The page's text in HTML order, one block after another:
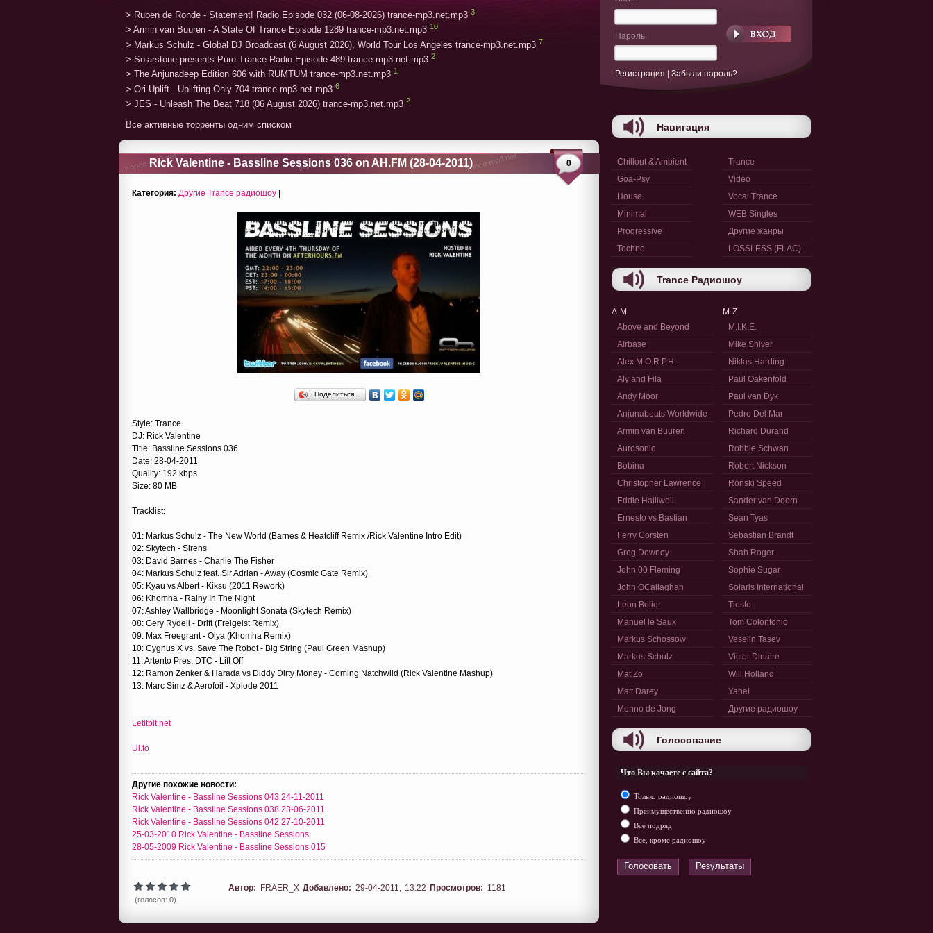
> Ruben de Ronde - Statement! Radio Episode 032 (06-08-2026) trance-mp3.net.mp3 3
> Armin van Buuren - A State Of Trance Episode 1289 trance-mp3.net.mp3 10
> Markus Schulz - Global DJ Broadcast (6 August 2026), World Tour Los Angeles trance-mp3.net.mp3 7
> Solarstone presents Pure Trance Radio Episode 489 trance-mp3.net.mp3 2
> The Anjunadeep Edition 606 with RUMTUM trance-mp3.net.mp3 1
> Ori Uplift - Uplifting Only 704 trance-mp3.net.mp3 6
> JES - Unleash The Beat 718 (06 August 2026) trance-mp3.net.mp3 2
Все активные торренты одним списком
Rick Valentine - Bassline Sessions 036 on AH.FM (28-04-2011) 0
Категория: Другие Trance радиошоу |
Поделиться…
Style: Trance
DJ: Rick Valentine
Title: Bassline Sessions 036
Date: 28-04-2011
Quality: 192 kbps
Size: 80 MB
Tracklist:
01: Markus Schulz - The New World (Barnes & Heatcliff Remix /Rick Valentine Intro Edit)
02: Skytech - Sirens
03: David Barnes - Charlie The Fisher
04: Markus Schulz feat. Sir Adrian - Away (Cosmic Gate Remix)
05: Kyau vs Albert - Kiksu (2011 Rework)
06: Khomha - Rainy In The Night
07: Ashley Wallbridge - Moonlight Sonata (Skytech Remix)
08: Gery Rydell - Drift (Freigeist Remix)
09: Max Freegrant - Olya (Khomha Remix)
10: Cygnus X vs. Save The Robot - Big String (Paul Green Mashup)
11: Artento Pres. DTC - Lift Off
12: Ramon Zenker & Harada vs Diddy Dirty Money - Coming Natchwild (Rick Valentine Mashup)
13: Marc Simz & Aerofoil - Xplode 2011
Letitbit.net
Ul.to
Другие похожие новости:
Rick Valentine - Bassline Sessions 043 24-11-2011
Rick Valentine - Bassline Sessions 038 23-06-2011
Rick Valentine - Bassline Sessions 042 27-10-2011
25-03-2010 Rick Valentine - Bassline Sessions
28-05-2009 Rick Valentine - Bassline Sessions 015
(голосов: 0)
Автор: FRAER_X Добавлено: 29-04-2011, 13:22 Просмотров: 1181
Пароль
Регистрация Забыли пароль?
Навигация
Chillout & Ambient
Goa-Psy
House
Minimal
Progressive
Techno
Trance
Video
Vocal Trance
WEB Singles
Другие жанры
LOSSLESS (FLAC)
Trance Радиошоу
A-M
Above and Beyond
Airbase
Alex M.O.R.P.H.
Aly and Fila
Andy Moor
Anjunabeats Worldwide
Armin van Buuren
Aurosonic
Bobina
Christopher Lawrence
Eddie Halliwell
Ernesto vs Bastian
Ferry Corsten
Greg Downey
John 00 Fleming
John OCallaghan
Leon Bolier
Manuel le Saux
Markus Schossow
Markus Schulz
Mat Zo
Matt Darey
Menno de Jong
M-Z
M.I.K.E.
Mike Shiver
Niklas Harding
Paul Oakenfold
Paul van Dyk
Pedro Del Mar
Richard Durand
Robbie Schwan
Robert Nickson
Ronski Speed
Sander van Doorn
Sean Tyas
Sebastian Brandt
Shah Roger
Sophie Sugar
Solaris International
Tiesto
Tom Colontonio
Veselin Tasev
Victor Dinaire
Will Holland
Yahel
Другие радиошоу
Голосование
Что Вы качаете с сайта?
Только радиошоу
Преимущественно радиошоу
Все подряд
Все, кроме радиошоу
Голосовать Результаты